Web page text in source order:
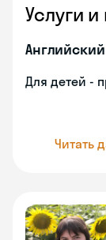
Услуги
Для детей -
Читать